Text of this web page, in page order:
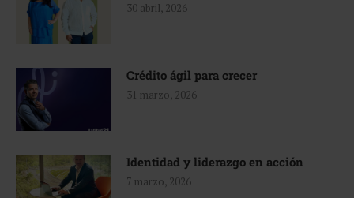
30 abril, 2026
Crédito ágil para crecer
31 marzo, 2026
Identidad y liderazgo en acción
7 marzo, 2026